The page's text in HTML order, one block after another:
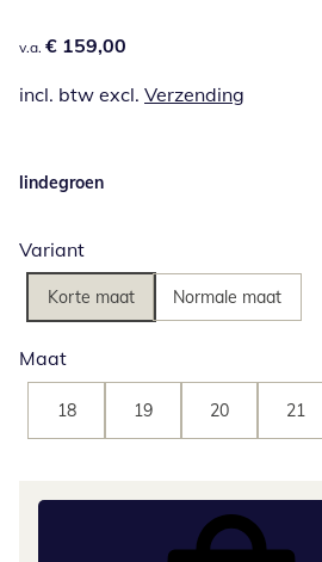
€ 159,00
v.a. € 159,00
incl. btw excl. Verzending
lindegroen
Variant
Korte maat Normale maat
Maat
18 19 20 21